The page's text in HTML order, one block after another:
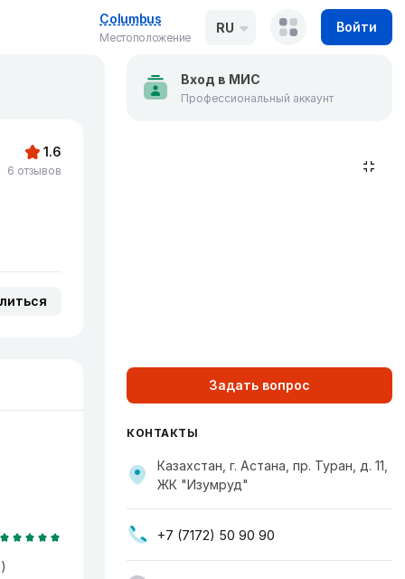
Columbus
Местоположение
RU Войти
1.6
6 отзывов
Вход в МИС
Профессиональный аккаунт
Задать вопрос
КОНТАКТЫ
Казахстан, г. Астана, пр. Туран, д. 11,
ЖК "Изумруд"
+7 (7172) 50 90 90